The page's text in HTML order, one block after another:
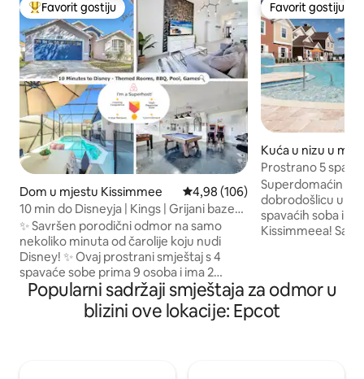
Glavni favorit gostiju
Favorit gostiju
Dom u mjestu Kissimmee Prosječna ocjena: 4,98 od 5,
4,98 (106)
10 min do Disneyja | Kings | Grijani bazen |
Igre
✨ Savršen porodični odmor na samo
nekoliko minuta od čarolije koju nudi
Disney! ✨ Ovaj prostrani smještaj s 4
spavaće sobe prima 9 osoba i ima 2
bračna kreveta (širine 180–220 cm), 4
bračna kreveta i 1 krevet za jednu osobu,
kao i zabavne sobe s temom Mickey
Favorit gostiju
Favorit gostiju
Kuća u nizu u
mee
Prostrano 5
samo nekoliko
Superdomaćin
dobrodošlicu u
spavaćih soba i 6
Kissimmeea!
detaljima poput
prilikom dolaska.
bračni krevet
Popularni sadržaji smještaja za odmor u
blizini ove lokacije: Epcot